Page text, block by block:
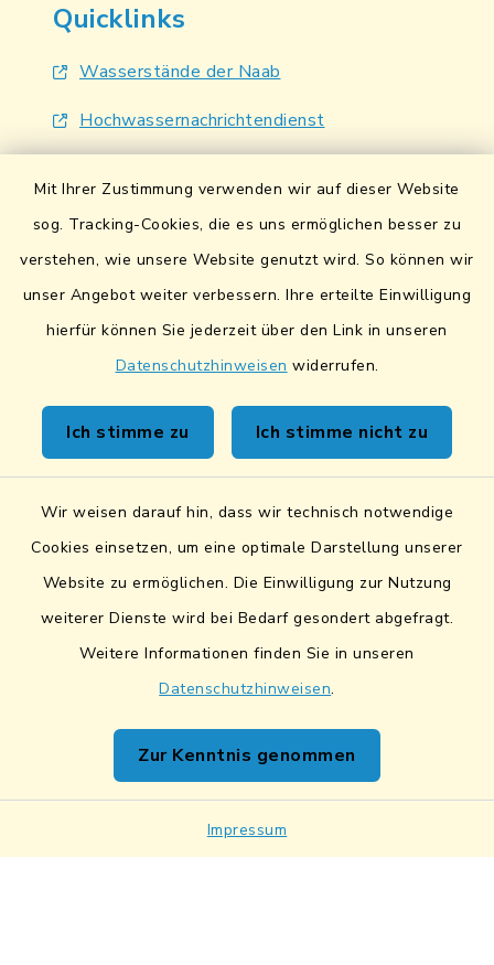
Mit Ihrer Zustimmung verwenden wir auf dieser Website
sog. Tracking-Cookies, die es uns ermöglichen besser zu
verstehen, wie unsere Website genutzt wird. So können wir
unser Angebot weiter verbessern. Ihre erteilte Einwilligung
hierfür können Sie jederzeit über den Link in unseren
Datenschutzhinweisen widerrufen.
Ich stimme zu Ich stimme nicht zu
Wir weisen darauf hin, dass wir technisch notwendige
Cookies einsetzen, um eine optimale Darstellung unserer
Website zu ermöglichen. Die Einwilligung zur Nutzung
weiterer Dienste wird bei Bedarf gesondert abgefragt.
Weitere Informationen finden Sie in unseren
Datenschutzhinweisen.
Zur Kenntnis genommen
Impressum
Quicklinks
Wasserstände der Naab
Hochwassernachrichtendienst
Lokales Bündnis für Familien
Fairtrade-Towns
Kontakt
Sicheres Kontaktformular
Sicherer Datentransfer
Datenschutz
Netiquette
Sitemap